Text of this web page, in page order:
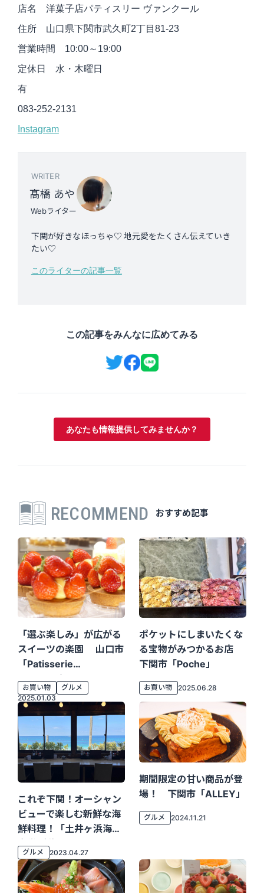
店名 洋菓子店パティスリー ヴァンクール
住所 山口県下関市武久町2丁目81-23
営業時間 10:00～19:00
定休日 水・木曜日
有
083-252-2131
Instagram
WRITER
髙橋 あや
Webライター
下関が好きなほっちゃ♡ 地元愛をたくさん伝えていき
たい♡
このライターの記事一覧
この記事をみんなに広めてみる
あなたも情報提供してみませんか？
RECOMMEND おすすめ記事
「選ぶ楽しみ」が広がる
スイーツの楽園 山口市
「patisserie
Natsuki（パティスリー
ナツキ）」
お買い物
グルメ
2025.01.03
ポケットにしまいたくな
る宝物がみつかるお店
下関市「Poche」
お買い物 2025.06.28
これぞ下関！オーシャン
ビューで楽しむ新鮮な海
鮮料理！「土井ヶ浜海鮮
食堂 晴海」
グルメ 2023.04.27
期間限定の甘い商品が登
場！ 下関市「ALLEY」
グルメ 2024.11.21